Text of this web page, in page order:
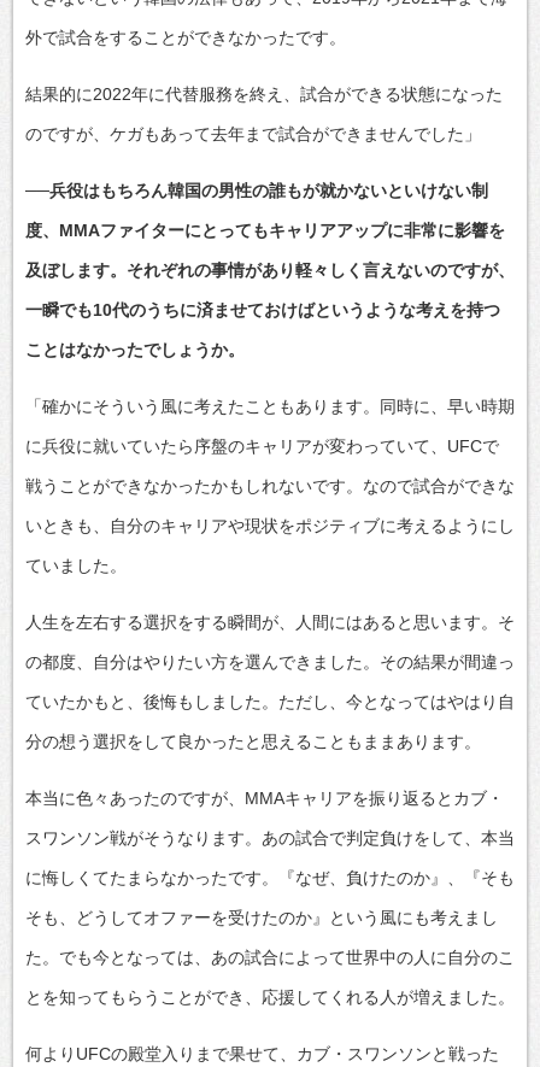
外で試合をすることができなかったです。
結果的に2022年に代替服務を終え、試合ができる状態になった
のですが、ケガもあって去年まで試合ができませんでした」
──兵役はもちろん韓国の男性の誰もが就かないといけない制
度、MMAファイターにとってもキャリアアップに非常に影響を
及ぼします。それぞれの事情があり軽々しく言えないのですが、
一瞬でも10代のうちに済ませておけばというような考えを持つ
ことはなかったでしょうか。
「確かにそういう風に考えたこともあります。同時に、早い時期
に兵役に就いていたら序盤のキャリアが変わっていて、UFCで
戦うことができなかったかもしれないです。なので試合ができな
いときも、自分のキャリアや現状をポジティブに考えるようにし
ていました。
人生を左右する選択をする瞬間が、人間にはあると思います。そ
の都度、自分はやりたい方を選んできました。その結果が間違っ
ていたかもと、後悔もしました。ただし、今となってはやはり自
分の想う選択をして良かったと思えることもままあります。
本当に色々あったのですが、MMAキャリアを振り返るとカブ・
スワンソン戦がそうなります。あの試合で判定負けをして、本当
に悔しくてたまらなかったです。『なぜ、負けたのか』、『そも
そも、どうしてオファーを受けたのか』という風にも考えまし
た。でも今となっては、あの試合によって世界中の人に自分のこ
とを知ってもらうことができ、応援してくれる人が増えました。
何よりUFCの殿堂入りまで果せて、カブ・スワンソンと戦った